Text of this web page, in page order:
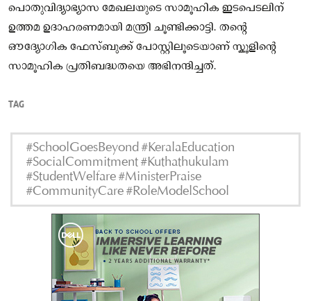
പൊതുവിദ്യാഭ്യാസ മേഖലയുടെ സാമൂഹിക ഇടപെടലിന്
ഉത്തമ ഉദാഹരണമായി മന്ത്രി ചൂണ്ടിക്കാട്ടി. തൻ്റെ
ഔദ്യോഗിക ഫേസ്ബുക്ക് പോസ്റ്റിലൂടെയാണ് സ്കൂളിൻ്റെ
സാമൂഹിക പ്രതിബദ്ധതയെ അഭിനന്ദിച്ചത്.
TAG
#SchoolGoesBeyond #KeralaEducation
#SocialCommitment #Kuthathukulam
#StudentWelfare #MinisterPraise
#CommunityCare #RoleModelSchool